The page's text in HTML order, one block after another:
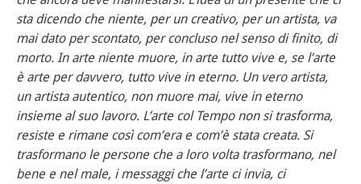
sta dicendo che niente, per un creativo, per un artista, va
mai dato per scontato, per concluso nel senso di finito, di
morto. In arte niente muore, in arte tutto vive e, se l’arte
è arte per davvero, tutto vive in eterno. Un vero artista,
un artista autentico, non muore mai, vive in eterno
insieme al suo lavoro. L’arte col Tempo non si trasforma,
resiste e rimane così com’era e com’è stata creata. Si
trasformano le persone che a loro volta trasformano, nel
bene e nel male, i messaggi che l’arte ci invia, ci